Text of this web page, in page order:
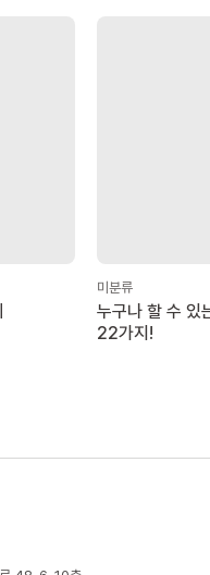
미분류
누구나 할 수 있
22가지!